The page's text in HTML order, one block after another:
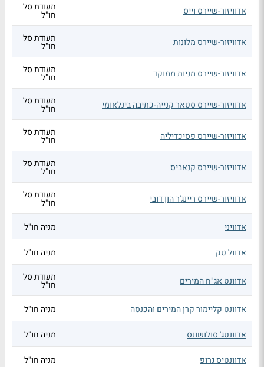
אדוויזור-שיירס וייס תעודת סל
חו"ל
אדוויזור-שיירס מלונות תעודת סל
חו"ל
אדוויזור-שיירס מניות ממוקד תעודת סל
חו"ל
אדוויזור-שיירס סטאר קנייה-כתיבה בינלאומי תעודת סל
חו"ל
אדוויזור-שיירס פסיכדיליה תעודת סל
חו"ל
אדוויזור-שיירס קנאביס תעודת סל
חו"ל
אדוויזור-שיירס ריינג'ר הון דובי תעודת סל
חו"ל
אדוויני
מניה חו"ל
אדוול טק מניה חו"ל
אדוונט אג"ח המירים תעודת סל
חו"ל
אדוונט קליימור קרן המירים והכנסה
מניה חו"ל
אדוונטג' סולושונס מניה חו"ל
אדוונטיס גרופ מניה חו"ל